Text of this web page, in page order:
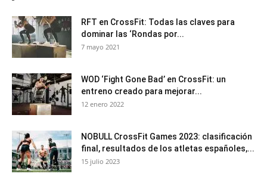
RFT en CrossFit: Todas las claves para
dominar las ‘Rondas por...
7 mayo 2021
WOD ‘Fight Gone Bad’ en CrossFit: un
entreno creado para mejorar...
12 enero 2022
NOBULL CrossFit Games 2023: clasificación
final, resultados de los atletas españoles,...
15 julio 2023